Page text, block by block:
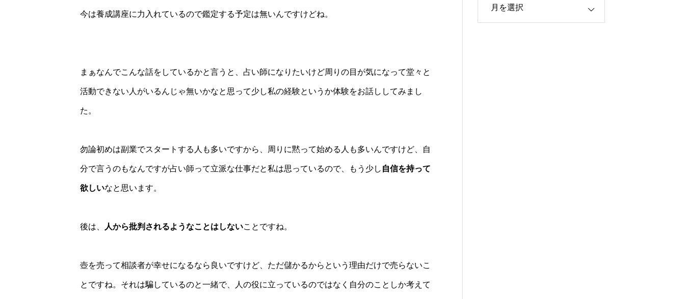
今は養成講座に力入れているので鑑定する予定は無いんですけどね。
まぁなんでこんな話をしているかと言うと、占い師になりたいけど周りの目が気になって堂々と
活動できない人がいるんじゃ無いかなと思って少し私の経験というか体験をお話ししてみまし
た。
勿論初めは副業でスタートする人も多いですから、周りに黙って始める人も多いんですけど、自
分で言うのもなんですが占い師って立派な仕事だと私は思っているので、もう少し 自信を持って
欲しいなと思います。
後は、 人から批判されるようなことはしないことですね。
壺を売って相談者が幸せになるなら良いですけど、ただ儲かるからという理由だけで売らないこ
とですね。それは騙しているのと一緒で、人の役に立っているのではなく自分のことしか考えて